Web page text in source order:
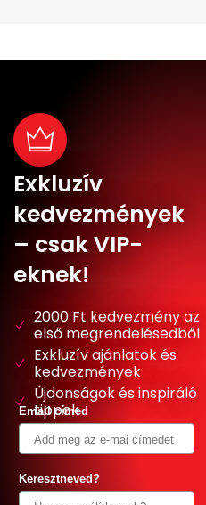
Exkluzív
kedvezmények
– csak VIP-
eknek!
2000 Ft kedvezmény az
első megrendelésedből
Exkluzív ajánlatok és
kedvezmények
Újdonságok és inspiráló
tippek
Email címed
Keresztneved?